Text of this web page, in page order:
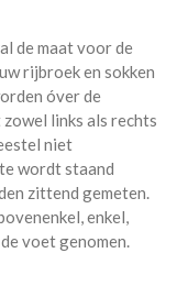
de maat voor de
rijbroek en sokken
óver de
links als rechts
niet
wordt staand
zittend gemeten.
enkel,
voet genomen.